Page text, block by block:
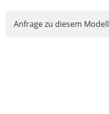
Anfrage zu diesem Modell